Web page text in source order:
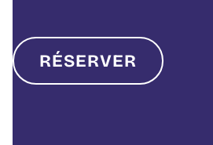
RÉSERVER